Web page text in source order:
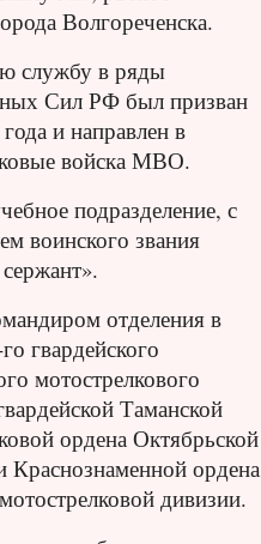
Волгореченска.
службу в ряды
Сил РФ был призван
и направлен в
войска МВО.
подразделение, с
воинского звания
отделения в
гвардейского
мотострелкового
Таманской
ордена Октябрьской
Краснознаменной ордена
дивизии.